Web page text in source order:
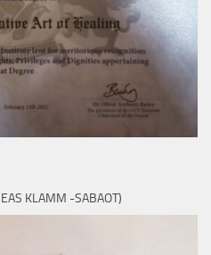
KLAMM -SABAOT)